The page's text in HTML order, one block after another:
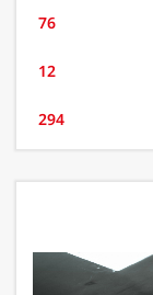
76
12
294